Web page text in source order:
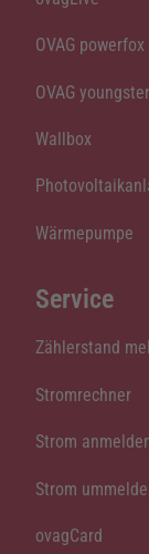
OVAG powerfox
OVAG youngster
Wallbox
Wärmepumpe
Service
Zählerstand
Stromrechner
Strom
Strom
ovagCard